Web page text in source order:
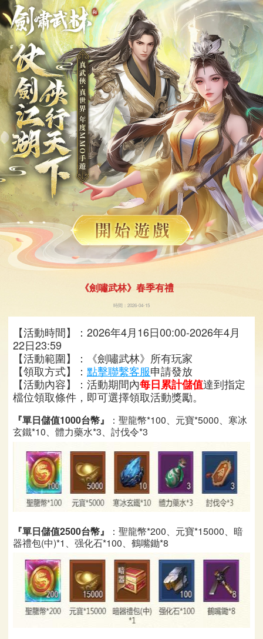
《劍嘯武林》春季有禮
時間：2026-04-15
【活動時間】：2026年4月16日00:00-2026年4月
22日23:59
【活動範圍】：《劍嘯武林》所有玩家
【領取方式】：點擊聯繫客服申請發放
【活動內容】：活動期間內每日累計儲值達到指定
檔位領取條件，即可選擇領取活動獎勵。
『單日儲值1000台幣』
：聖龍幣*100、元寶*5000、寒冰
玄鐵*10、體力藥水*3、討伐令*3
『單日儲值2500台幣』
：聖龍幣*200、元寶*15000、暗
器禮包(中)*1、强化石*100、鶴嘴鋤*8